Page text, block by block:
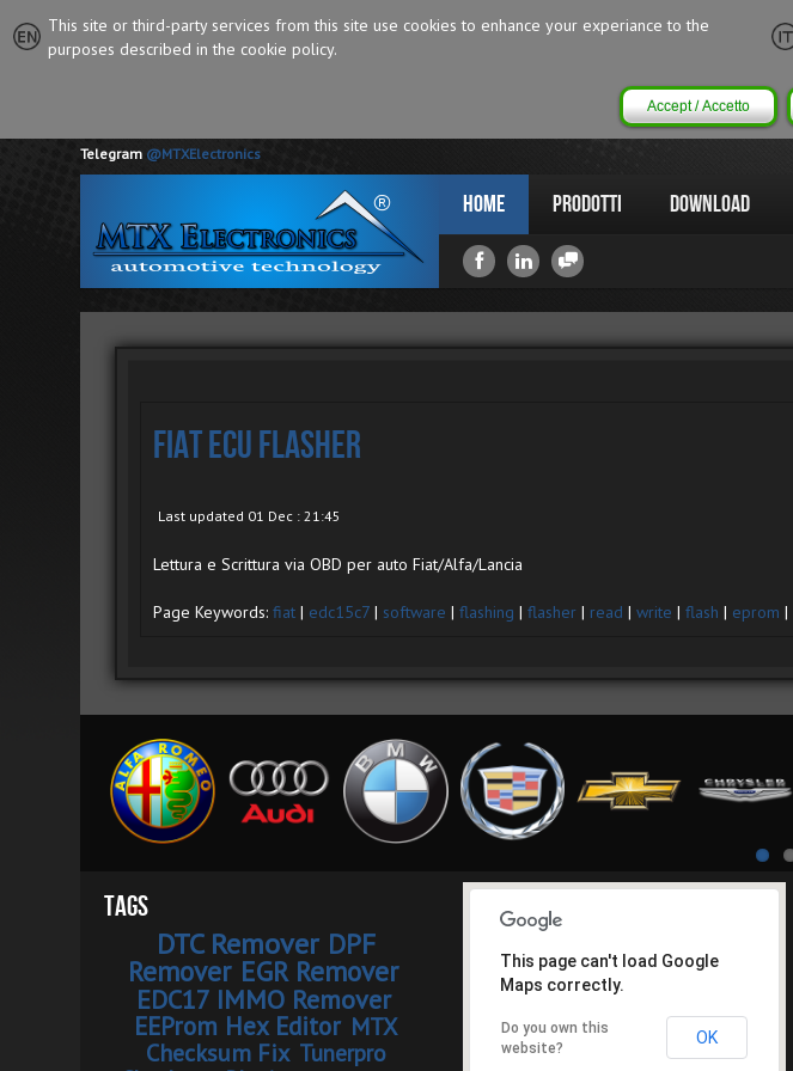
This site or third-party services from this site use cookies to enhance your experiance to the
purposes described in the cookie policy.
Accept / Accetto
Telegram @MTXElectronics
Home Prodotti Download
Fiat ECU Flasher
Last updated 01 Dec : 21:45
Lettura e Scrittura via OBD per auto Fiat/Alfa/Lancia
Page Keywords: fiat | edc15c7 | software | flashing | flasher | read | write | flash | eprom |
Tags
DTC Remover DPF
Remover EGR Remover
EDC17 IMMO Remover
EEProm Hex Editor MTX
Checksum Fix Tunerpro
This page can't load Google
Maps correctly.
Do you own this
website?
OK